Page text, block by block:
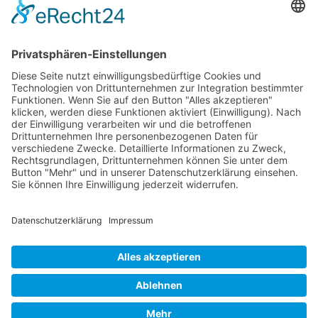
Die Pflegekasse der Pronova Betriebskrankenkasse und xundlachen
e.V. sind Kooperationspartner.
Förderung
Die Stiftung Sparkasse Heidelberg fördert
Clownbesuche in Senioren- und Pflegeeinrichtungen
der Region.
xundlachen e.V. ist Mitglied im
Dachverband Clowns in Medizin und Pflege Deutschland e. V.